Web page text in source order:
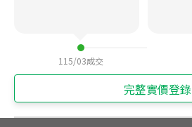
115/03成交
完整實價登錄